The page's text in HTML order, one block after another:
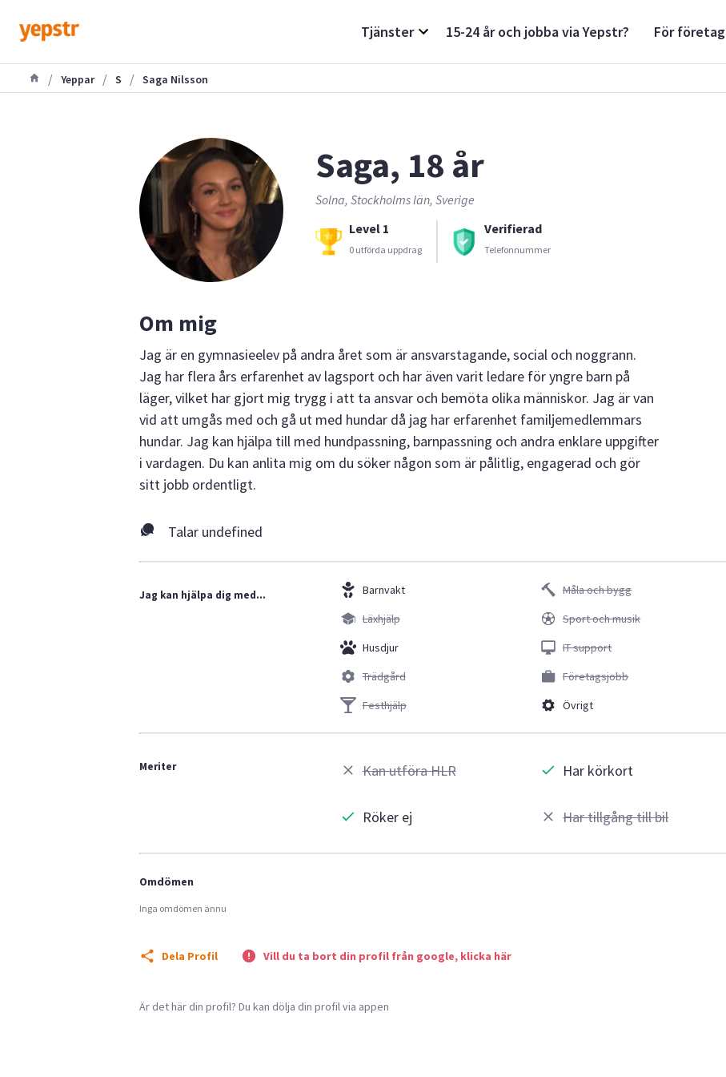
Tjänster 15-24 år och jobba via Yepstr? För företag
/ Yeppar / S / Saga Nilsson
Saga, 18 år
Solna, Stockholms län, Sverige
Level 1
0 utförda uppdrag
Verifierad
Telefonnummer
Om mig
Jag är en gymnasieelev på andra året som är ansvarstagande, social och noggrann.
Jag har flera års erfarenhet av lagsport och har även varit ledare för yngre barn på
läger, vilket har gjort mig trygg i att ta ansvar och bemöta olika människor. Jag är van
vid att umgås med och gå ut med hundar då jag har erfarenhet familjemedlemmars
hundar. Jag kan hjälpa till med hundpassning, barnpassning och andra enklare uppgifter
i vardagen. Du kan anlita mig om du söker någon som är pålitlig, engagerad och gör
sitt jobb ordentligt.
Talar undefined
Jag kan hjälpa dig med...
Barnvakt
Läxhjälp
Husdjur
Trädgård
Festhjälp
Måla och bygg
Sport och musik
IT support
Företagsjobb
Övrigt
Meriter Kan utföra HLR
Röker ej
Har körkort
Har tillgång till bil
Omdömen
Inga omdömen ännu
Dela Profil Vill du ta bort din profil från google, klicka här
Är det här din profil? Du kan dölja din profil via appen